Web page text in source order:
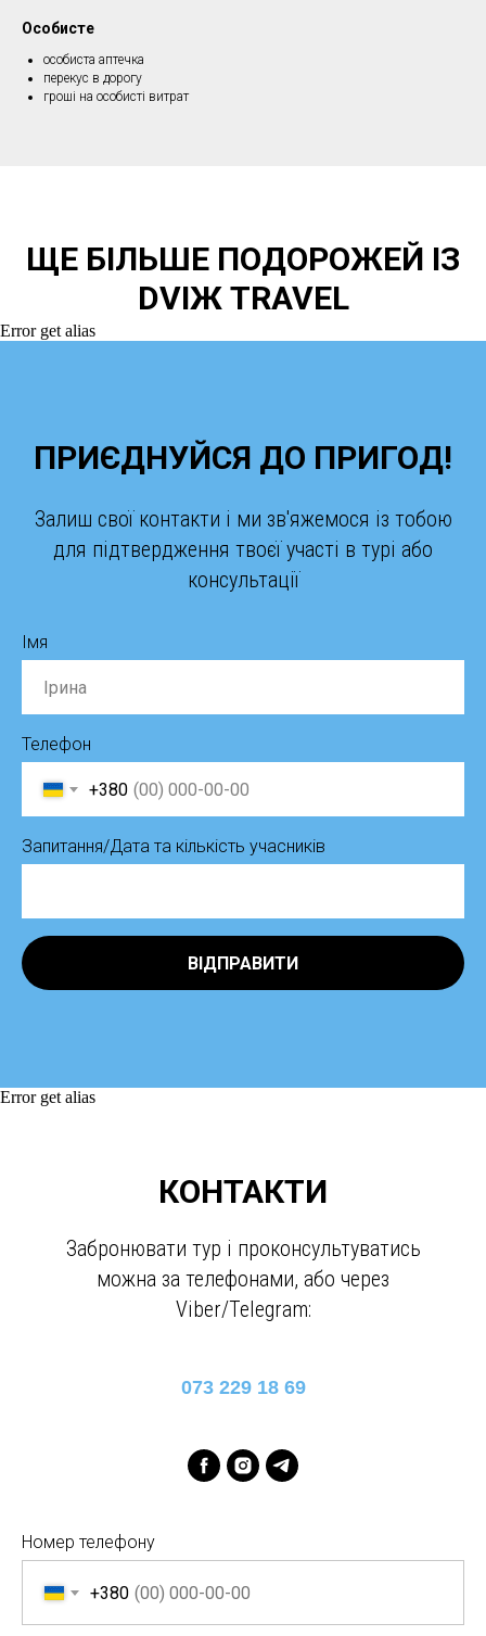
Особисте
особиста аптечка
перекус в дорогу
гроші на особисті витрат
ЩЕ БІЛЬШЕ ПОДОРОЖЕЙ ІЗ
DVIЖ TRAVEL
Error get alias
ПРИЄДНУЙСЯ ДО ПРИГОД!
Залиш свої контакти і ми зв'яжемося із тобою
для підтвердження твоєї участі в турі або
консультації
Імя
Телефон
+380
Запитання/Дата та кількість учасників
ВІДПРАВИТИ
Error get alias
КОНТАКТИ
Забронювати тур і проконсультуватись
можна за телефонами, або через
Viber/Telegram:
073 229 18 69
Номер телефону
+380